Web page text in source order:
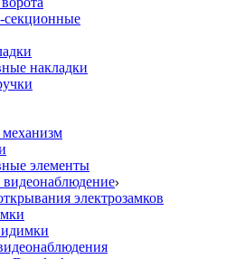
накладки
элементы
электрозамков